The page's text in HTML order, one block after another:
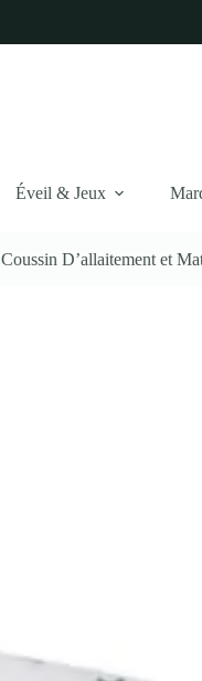
Éveil & Jeux
Coussin D’allaitement et